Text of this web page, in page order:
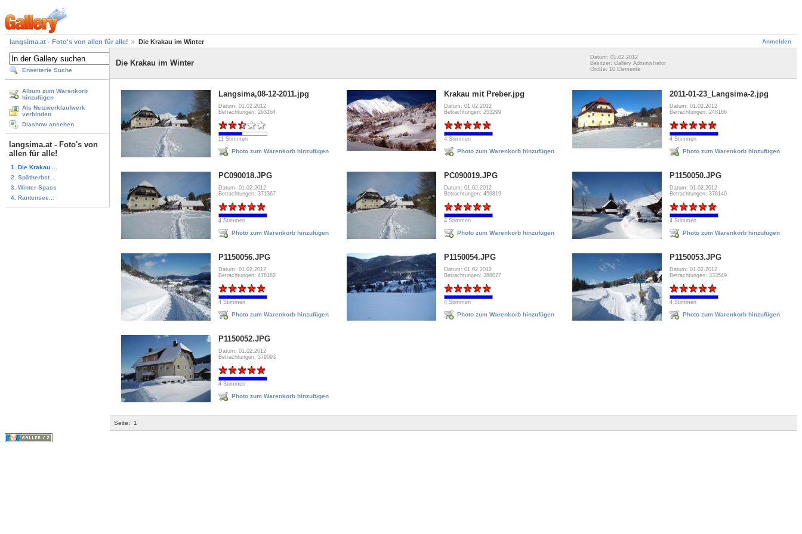
Anmelden
langsima.at - Foto's von allen für alle! Die Krakau im Winter
Erweiterte Suche
Album zum Warenkorb
hinzufügen
Als Netzwerklaufwerk
verbinden
Diashow ansehen
langsima.at - Foto's von
allen für alle!
1. Die Krakau ...
2. Spätherbst ...
3. Winter Spass
4. Rantensee...
Die Krakau im Winter
Datum: 01.02.2012
Besitzer: Gallery Administrator
Größe: 10 Elemente
Langsima,08-12-2011.jpg
Datum: 01.02.2012
Betrachtungen: 263164
11 Stimmen
Photo zum Warenkorb hinzufügen
Krakau mit Preber.jpg
Datum: 01.02.2012
Betrachtungen: 253299
4 Stimmen
Photo zum Warenkorb hinzufügen
2011-01-23_Langsima-2.jpg
Datum: 01.02.2012
Betrachtungen: 248186
4 Stimmen
Photo zum Warenkorb hinzufügen
PC090018.JPG
Datum: 01.02.2012
Betrachtungen: 371367
4 Stimmen
Photo zum Warenkorb hinzufügen
PC090019.JPG
Datum: 01.02.2012
Betrachtungen: 459819
4 Stimmen
Photo zum Warenkorb hinzufügen
P1150050.JPG
Datum: 01.02.2012
Betrachtungen: 378140
4 Stimmen
Photo zum Warenkorb hinzufügen
P1150056.JPG
Datum: 01.02.2012
Betrachtungen: 478182
4 Stimmen
Photo zum Warenkorb hinzufügen
P1150054.JPG
Datum: 01.02.2012
Betrachtungen: 388027
4 Stimmen
Photo zum Warenkorb hinzufügen
P1150053.JPG
Datum: 01.02.2012
Betrachtungen: 333549
4 Stimmen
Photo zum Warenkorb hinzufügen
P1150052.JPG
Datum: 01.02.2012
Betrachtungen: 379093
4 Stimmen
Photo zum Warenkorb hinzufügen
Seite: 1